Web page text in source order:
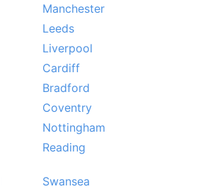
Manchester
Leeds
Liverpool
Cardiff
Bradford
Coventry
Nottingham
Reading
Swansea